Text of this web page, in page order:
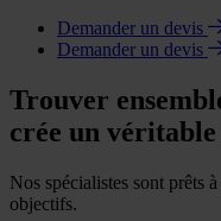
Demander un devis
Demander un devis
Trouver
crée un
Nos spécialistes sont prêts
objectifs.